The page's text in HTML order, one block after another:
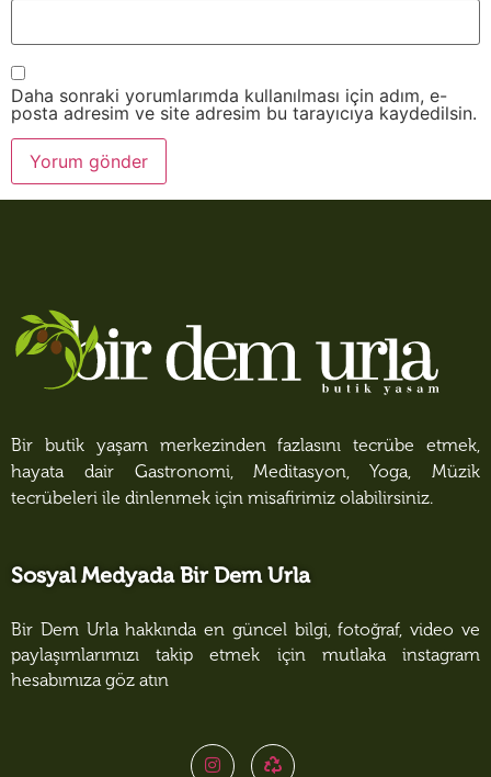
Daha sonraki yorumlarımda kullanılması için adım, e-
posta adresim ve site adresim bu tarayıcıya kaydedilsin.
Bir butik yaşam merkezinden fazlasını tecrübe etmek,
hayata dair Gastronomi, Meditasyon, Yoga, Müzik
tecrübeleri ile dinlenmek için misafirimiz olabilirsiniz.
Sosyal Medyada Bir Dem Urla
Bir Dem Urla hakkında en güncel bilgi, fotoğraf, video ve
paylaşımlarımızı takip etmek için mutlaka instagram
hesabımıza göz atın